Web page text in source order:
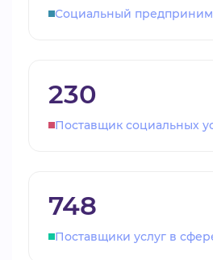
Социальный
230
Поставщик социальных
748
Поставщики услуг в